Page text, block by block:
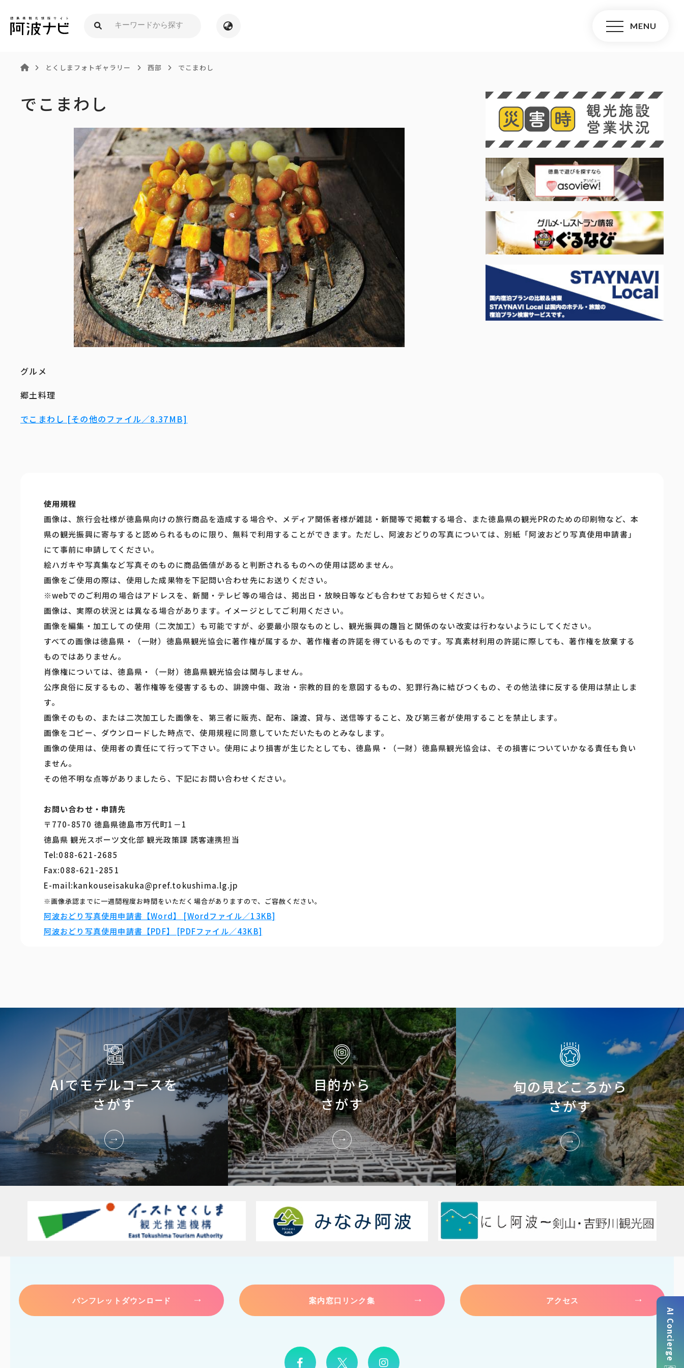
AI Concierge
とくしまフォトギャラリー 西部 でこまわし
でこまわし
グルメ
郷土料理
でこまわし [その他のファイル／8.37MB]
使用規程
画像は、旅行会社様が徳島県向けの旅行商品を造成する場合や、メディア関係者様が雑誌・新聞等で掲載する場合、また徳島県の観光PRのための印刷物など、本
県の観光振興に寄与すると認められるものに限り、無料で利用することができます。ただし、阿波おどりの写真については、別紙「阿波おどり写真使用申請書」
にて事前に申請してください。
絵ハガキや写真集など写真そのものに商品価値があると判断されるものへの使用は認めません。
画像をご使用の際は、使用した成果物を下記問い合わせ先にお送りください。
※webでのご利用の場合はアドレスを、新聞・テレビ等の場合は、掲出日・放映日等なども合わせてお知らせください。
画像は、実際の状況とは異なる場合があります。イメージとしてご利用ください。
画像を編集・加工しての使用（二次加工）も可能ですが、必要最小限なものとし、観光振興の趣旨と関係のない改変は行わないようにしてください。
すべての画像は徳島県・（一財）徳島県観光協会に著作権が属するか、著作権者の許諾を得ているものです。写真素材利用の許諾に際しても、著作権を放棄する
ものではありません。
肖像権については、徳島県・（一財）徳島県観光協会は関与しません。
公序良俗に反するもの、著作権等を侵害するもの、誹謗中傷、政治・宗教的目的を意図するもの、犯罪行為に結びつくもの、その他法律に反する使用は禁止しま
す。
画像そのもの、または二次加工した画像を、第三者に販売、配布、譲渡、貸与、送信等すること、及び第三者が使用することを禁止します。
画像をコピー、ダウンロードした時点で、使用規程に同意していただいたものとみなします。
画像の使用は、使用者の責任にて行って下さい。使用により損害が生じたとしても、徳島県・（一財）徳島県観光協会は、その損害についていかなる責任も負い
ません。
その他不明な点等がありましたら、下記にお問い合わせください。
お問い合わせ・申請先
〒770-8570 徳島県徳島市万代町1－1
徳島県 観光スポーツ文化部 観光政策課 誘客連携担当
Tel:088-621-2685
Fax:088-621-2851
E-mail:kankouseisakuka@pref.tokushima.lg.jp
※画像承認までに一週間程度お時間をいただく場合がありますので、ご容赦ください。
阿波おどり写真使用申請書【Word】 [Wordファイル／13KB]
阿波おどり写真使用申請書【PDF】 [PDFファイル／43KB]
AIでモデルコースを
さがす
目的から
さがす
旬の見どころから
さがす
パンフレットダウンロード 案内窓口リンク集 アクセス